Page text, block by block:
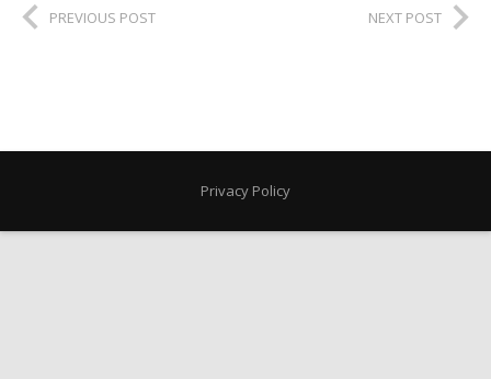
PREVIOUS POST NEXT POST
Privacy Policy